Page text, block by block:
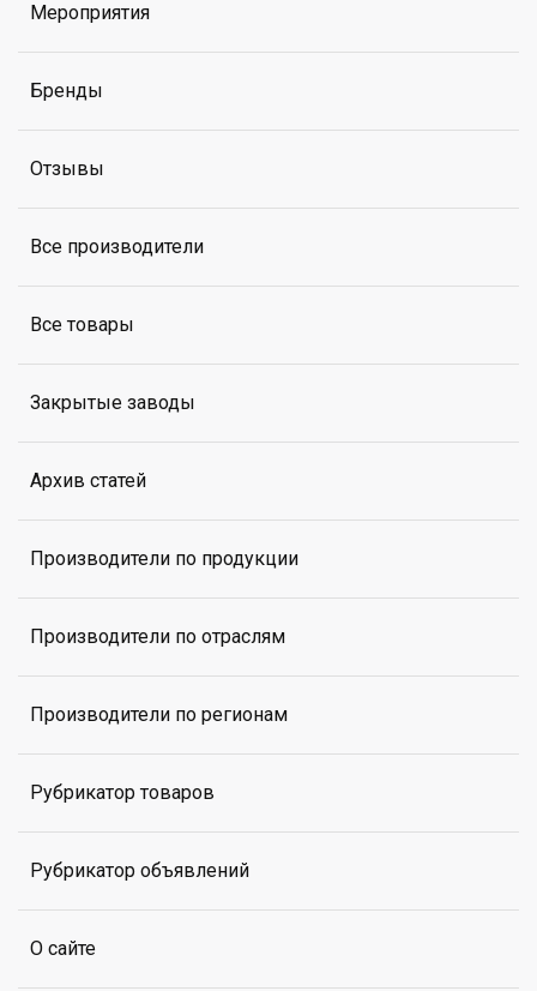
Мероприятия
Бренды
Отзывы
Все производители
Все товары
Закрытые заводы
Архив статей
Производители по продукции
Производители по отраслям
Производители по регионам
Рубрикатор товаров
Рубрикатор объявлений
О сайте